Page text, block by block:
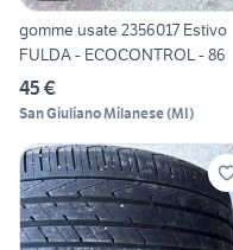
gomme usate 2356017 Estivo
FULDA - ECOCONTROL - 86
45 €
San Giuliano Milanese(MI)